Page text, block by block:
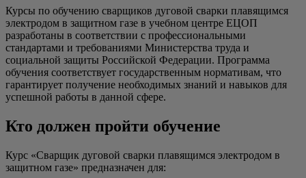
Курсы по обучению сварщиков дуговой сварки плавящимся
электродом в защитном газе в учебном центре ЕЦОП
разработаны в соответствии с профессиональными
стандартами и требованиями Министерства труда и
социальной защиты Российской Федерации. Программа
обучения соответствует государственным нормативам, что
гарантирует получение необходимых знаний и навыков для
успешной работы в данной сфере.
Кто должен пройти обучение
Курс «Сварщик дуговой сварки плавящимся электродом в
защитном газе» предназначен для: